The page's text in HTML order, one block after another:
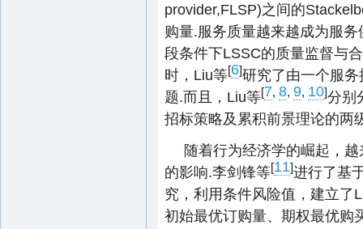
provider,FLSP)之间的
购量.服务质量越来越成为服
段条件下LSSC的质量监督与
时，Liu等[6]研究了由一个服
题.而且，Liu等[7, 8, 9, 10]分别
招标策略及累积前景理论的两
随着行为经济学的崛起，
的影响.李剑锋等[11]进行了基
究，利用条件风险值，建立了
初始最优订购量、期权最优购